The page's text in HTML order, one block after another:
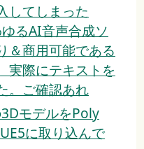
してしまった
るAI音声合成ソ
＆商用可能である
実際にテキストを
。ご確認あれ
モデルをPoly
に取り込んで